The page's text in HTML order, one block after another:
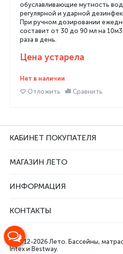
обуславливающие мутность
регулярной и ударной
При ручном дозировании
составит от 30 до 90 мл на
раза в день.
Цена устарела
Нет в наличии
Отложить
Сравнить
КАБИНЕТ ПОКУПАТЕЛЯ
МАГАЗИН ЛЕТО
ИНФОРМАЦИЯ
КОНТАКТЫ
© 2012-2026 Лето. Бассейны,
Intex и Bestway.